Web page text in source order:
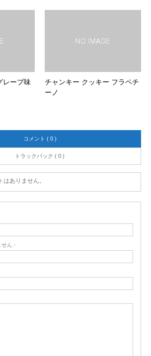
レープ味
チャンキー クッキー フラペチ
ーノ
コメント ( 0 )
トラックバック ( 0 )
はありません。
せん -